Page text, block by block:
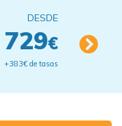
DESDE
729€
+383€ de tasas